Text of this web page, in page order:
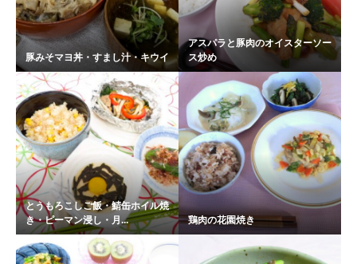
豚みそマヨ丼・すまし汁・キウイ
アスパラと豚肉のオイスターソー
ス炒め
とうもろこしご飯・鯖缶ホイル焼
き・ピーマン浸し・月...
鶏肉の花園焼き